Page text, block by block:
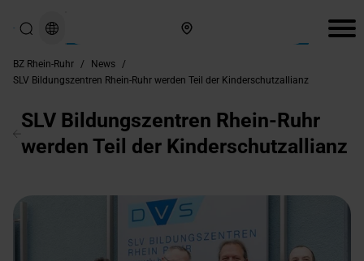
BZ Rhein-Ruhr / News
/
SLV Bildungszentren Rhein-Ruhr werden Teil der Kinderschutzallianz
SLV Bildungszentren Rhein-Ruhr
werden Teil der Kinderschutzallianz